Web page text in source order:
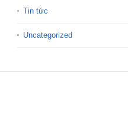
Tin tức
Uncategorized